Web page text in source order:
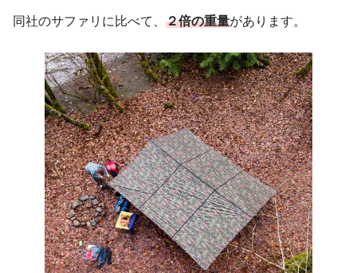
同社のサファリに比べて、 ２倍の重量があります。